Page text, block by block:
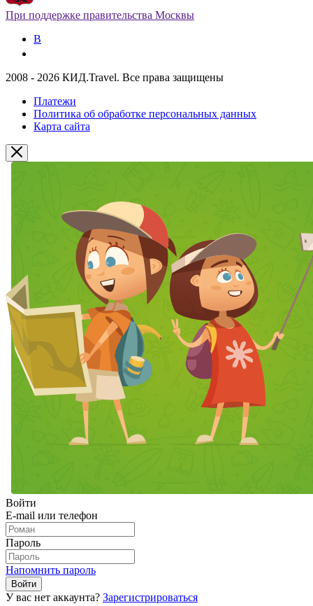
При поддержке правительства Москвы
В
2008 - 2026 КИД.Travel. Все права защищены
Платежи
Политика об обработке персональных данных
Карта сайта
Войти
E-mail или телефон
Пароль
Напомнить пароль
У вас нет аккаунта? Зарегистрироваться